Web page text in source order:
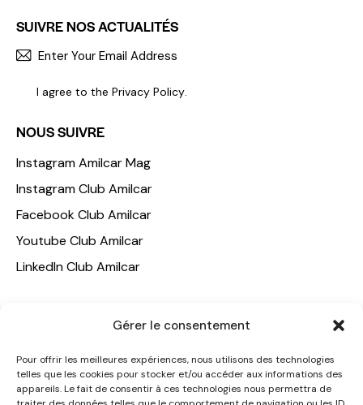
Gérer le consentement
Pour offrir les meilleures expériences, nous utilisons des technologies
telles que les cookies pour stocker et/ou accéder aux informations des
appareils. Le fait de consentir à ces technologies nous permettra de
SUIVRE NOS ACTUALITÉS
I agree to the Privacy Policy
NOUS SUIVRE
Instagram Amilcar Mag
Instagram Club Amilcar
Facebook Club Amilcar
Youtube Club Amilcar
LinkedIn Club Amilcar
AMILCAR TRAVEL CLUB
CLUB AMILCAR, Club d'affaires international